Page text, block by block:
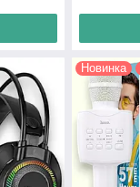
Новинка